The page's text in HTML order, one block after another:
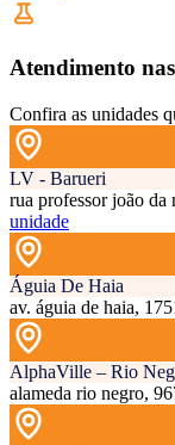
Atendimento
Confira as unidades
LV - Barueri
rua professor joão da
unidade
Águia De Haia
av. águia de haia,
AlphaVille – Rio
alameda rio negro,